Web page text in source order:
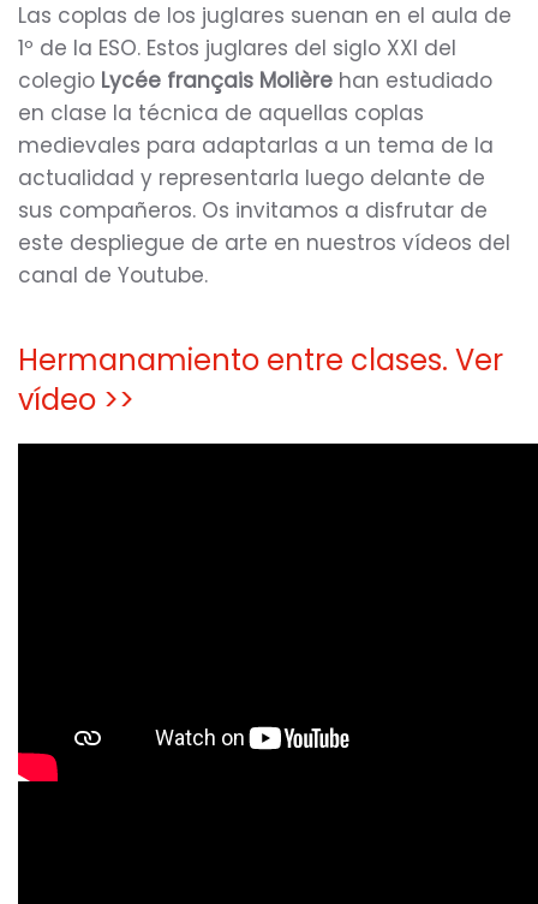
Las coplas de los juglares suenan en el aula de
1º de la ESO. Estos juglares del siglo XXI del
colegio Lycée français Molière han estudiado
en clase la técnica de aquellas coplas
medievales para adaptarlas a un tema de la
actualidad y representarla luego delante de
sus compañeros. Os invitamos a disfrutar de
este despliegue de arte en nuestros vídeos del
canal de Youtube.
Hermanamiento entre clases. Ver
vídeo >>